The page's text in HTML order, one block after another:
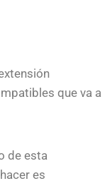
que va a
de esta
es